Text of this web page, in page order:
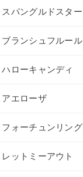
スパングルドスター
ブランシュフルール
ハローキャンディ
アエローザ
フォーチュンリング
レットミーアウト